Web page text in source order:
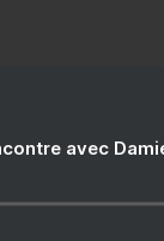
avec